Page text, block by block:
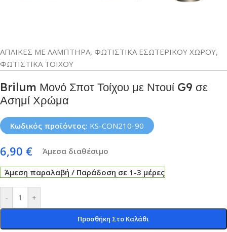
ΑΠΛΙΚΕΣ ΜΕ ΛΑΜΠΤΗΡΑ, ΦΩΤΙΣΤΙΚΑ ΕΣΩΤΕΡΙΚΟΥ ΧΩΡΟΥ,
ΦΩΤΙΣΤΙΚΑ ΤΟΙΧΟΥ
Brilum Μονό Σποτ Τοίχου με Ντουί G9 σε
Ασημί Χρώμα
Κωδικός προϊόντος: KS-CON210-90
6,90 € Άμεσα διαθέσιμο
Άμεση παραλαβή / Παράδοση σε 1-3 μέρες
- +
Προσθήκη Στο Καλάθι